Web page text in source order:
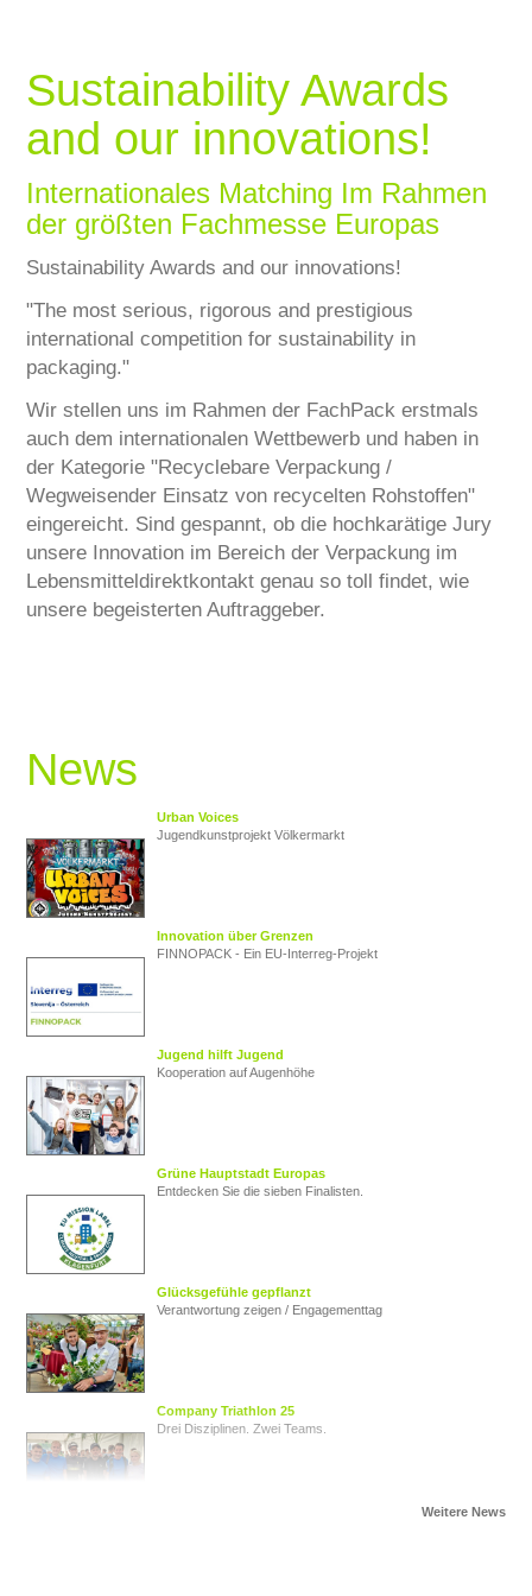
CAREERS
CONTACT
Sustainability Awards
and our innovations!
Internationales Matching Im Rahmen
der größten Fachmesse Europas
Sustainability Awards and our innovations!
"The most serious, rigorous and prestigious
international competition for sustainability in
packaging."
Wir stellen uns im Rahmen der FachPack erstmals
auch dem internationalen Wettbewerb und haben in
der Kategorie "Recyclebare Verpackung /
Wegweisender Einsatz von recycelten Rohstoffen"
eingereicht. Sind gespannt, ob die hochkarätige Jury
unsere Innovation im Bereich der Verpackung im
Lebensmitteldirektkontakt genau so toll findet, wie
unsere begeisterten Auftraggeber.
News
Urban Voices
Jugendkunstprojekt Völkermarkt
Innovation über Grenzen
FINNOPACK - Ein EU‑Interreg‑Projekt
Jugend hilft Jugend
Kooperation auf Augenhöhe
Grüne Hauptstadt Europas
Entdecken Sie die sieben Finalisten.
Glücksgefühle gepflanzt
Verantwortung zeigen / Engagementtag
Company Triathlon 25
Drei Disziplinen. Zwei Teams.